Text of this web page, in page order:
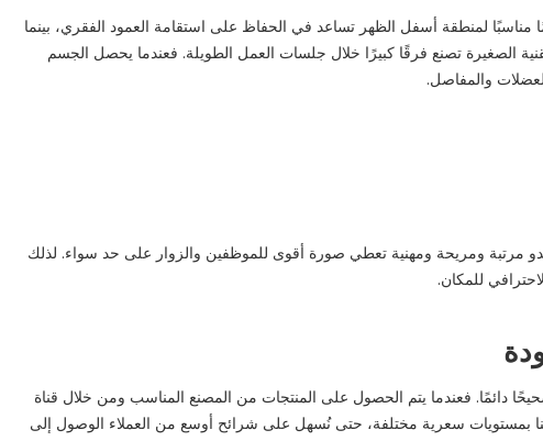
لمنطقة أسفل الظهر تساعد في الحفاظ على استقامة العمود الفقري، بينما
الصغيرة تصنع فرقًا كبيرًا خلال جلسات العمل الطويلة. فعندما يحصل الجسم
والمفاصل.
مرتبة ومريحة ومهنية تعطي صورة أقوى للموظفين والزوار على حد سواء. لذلك
للمكان.
دائمًا. فعندما يتم الحصول على المنتجات من المصنع المناسب ومن خلال قناة
بمستويات سعرية مختلفة، حتى نُسهل على شرائح أوسع من العملاء الوصول إلى